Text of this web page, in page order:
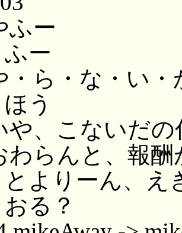
ふー
ー
・ら・な・い・
う
や、こないだの
わらんと、報酬
よりーん、え
る？